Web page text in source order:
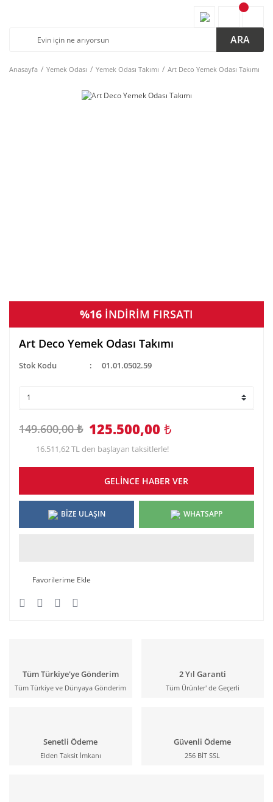
ARA
Anasayfa Yemek Odası Yemek Odası Takımı Art Deco Yemek Odası Takımı
%16 İNDİRİM FIRSATI
Art Deco Yemek Odası Takımı
Stok Kodu 01.01.0502.59
149.600,00 ₺ 125.500,00 ₺
16.511,62 TL den başlayan taksitlerle!
GELİNCE HABER VER
BİZE ULAŞIN WHATSAPP
Tüm Türkiye'ye Gönderim
Tüm Türkiye ve Dünyaya Gönderim
2 Yıl Garanti
Tüm Ürünler' de Geçerli
Senetli Ödeme
Elden Taksit İmkanı
Güvenli Ödeme
256 BİT SSL